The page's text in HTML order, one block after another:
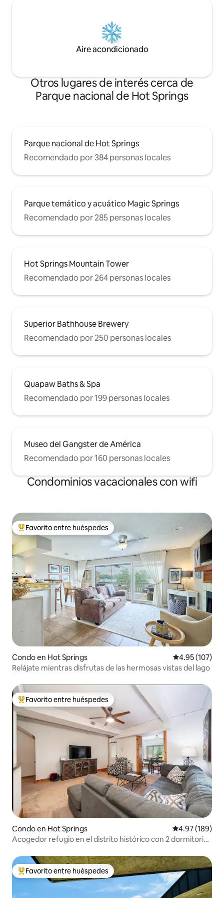
Aire acondicionado
Otros lugares de interés cerca de
Parque nacional de Hot Springs
Parque nacional de Hot Springs
Recomendado por 384 personas locales
Parque temático y acuático Magic Springs
Recomendado por 285 personas locales
Hot Springs Mountain Tower
Recomendado por 264 personas locales
Superior Bathhouse Brewery
Recomendado por 250 personas locales
Quapaw Baths & Spa
Recomendado por 199 personas locales
Museo del Gangster de América
Recomendado por 160 personas locales
Condominios vacacionales con wifi
Favorito entre huéspedes preferido
Favorito entre huéspedes
Condo en Hot Springs Calificación
4.95 (107)
Relájate mientras disfrutas de las hermosas vistas del lago
Favorito entre huéspedes preferido
Favorito entre huéspedes
Condo en Hot Springs Calificación
4.97 (189)
Acogedor refugio en el distrito histórico con 2 dormitorios
Favorito entre huéspedes preferido
Favorito entre huéspedes